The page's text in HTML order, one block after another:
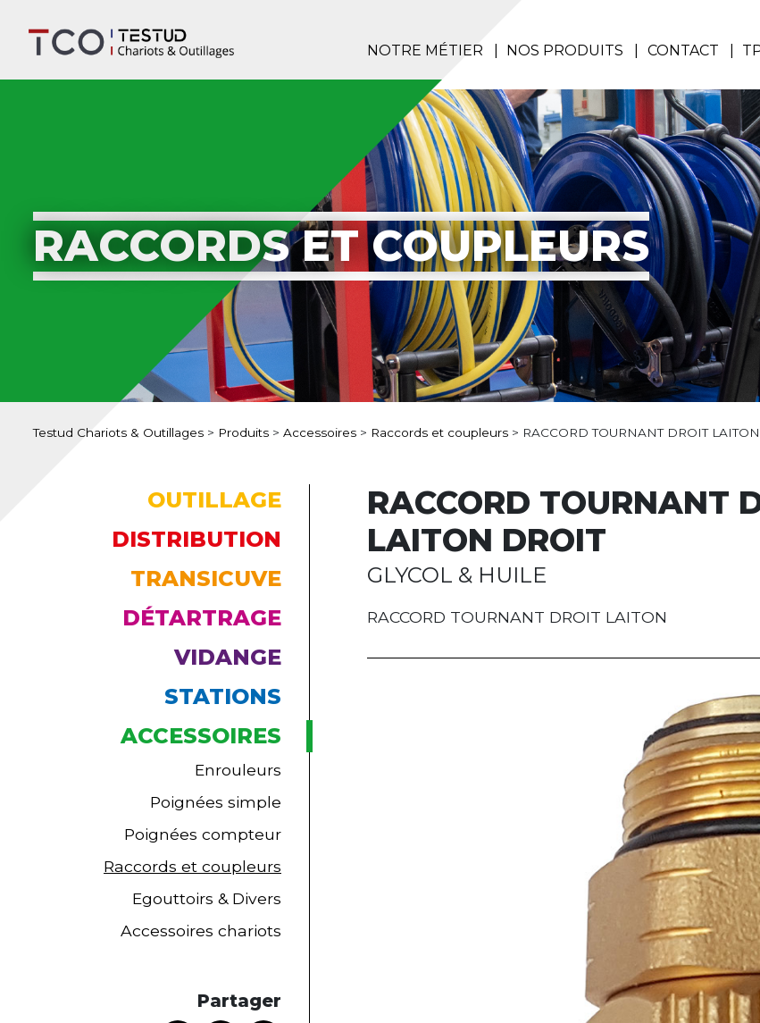
NOTRE MÉTIER NOS PRODUITS CONTACT
RACCORDS ET COUPLEURS
Testud Chariots & Outillages > Produits > Accessoires > Raccords et coupleurs > RACCORD TOURNANT DROIT
OUTILLAGE
DISTRIBUTION
TRANSICUVE
DÉTARTRAGE
VIDANGE
STATIONS
ACCESSOIRES
Enrouleurs
Poignées simple
Poignées compteur
Raccords et coupleurs
Egouttoirs & Divers
Accessoires chariots
Partager
RACCORD TOURNANT
LAITON DROIT
GLYCOL & HUILE
RACCORD TOURNANT DROIT LAITON